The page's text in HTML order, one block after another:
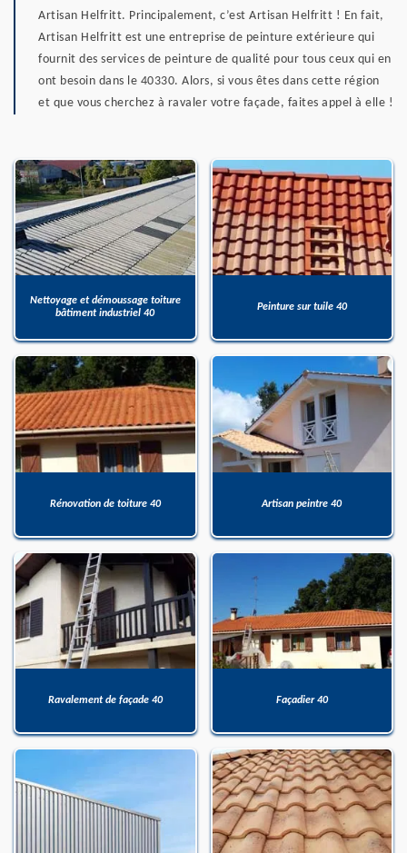
Artisan Helfritt. Principalement, c’est Artisan Helfritt ! En fait,
Artisan Helfritt est une entreprise de peinture extérieure qui
fournit des services de peinture de qualité pour tous ceux qui en
ont besoin dans le 40330. Alors, si vous êtes dans cette région
et que vous cherchez à ravaler votre façade, faites appel à elle !
Nettoyage et démoussage toiture
bâtiment industriel 40
Peinture sur tuile 40
Rénovation de toiture 40 Artisan peintre 40
Ravalement de façade 40 Façadier 40